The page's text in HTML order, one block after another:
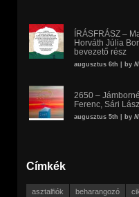
ÍRÁSFRÁSZ –
Horváth Júlia
bevezető rész
augusztus 6th | by
2650 –
Ferenc, Sári
augusztus 5th | by
Címkék
asztalfiók beharangozó